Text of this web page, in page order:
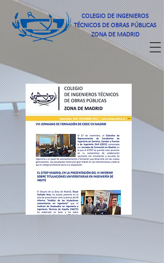
COLEGIO DE INGENIEROS
TÉCNICOS DE OBRAS PÚBLICAS
ZONA DE MADRID